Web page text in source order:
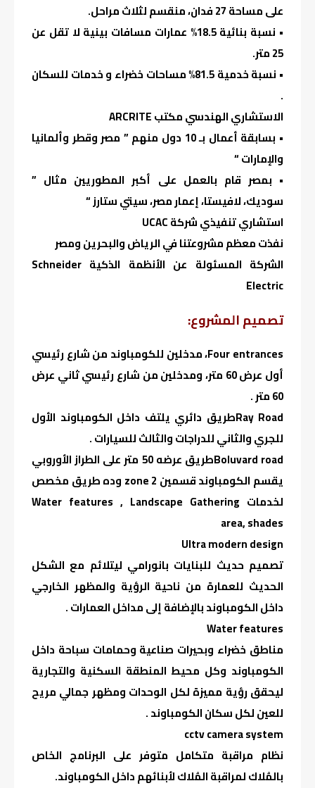
على مساحة 27 فدان، منقسم لثلاث مراحل.
• نسبة بنائية 18.5% عمارات مسافات بينية لا تقل عن
25 متر.
• نسبة خدمية 81.5% مساحات خضراء و خدمات للسكان
.
الاستشاري الهندسي مكتب ARCRITE
• بسابقة أعمال بـ 10 دول منهم ” مصر وقطر وألمانيا
والإمارات “
• بمصر قام بالعمل على أكبر المطوريين مثال ”
سوديك، لافيستا، إعمار مصر، سيتي ستارز “
استشاري تنفيذي شركة UCAC
نفذت معظم مشروعتنا في الرياض والبحرين ومصر
الشركة المسئولة عن الأنظمة الذكية Schneider
Electric
تصميم المشروع:
Four entrances، مدخلين للكومباوند من شارع رئيسي
أول عرض 60 متر، ومدخلين من شارع رئيسي ثاني عرض
60 متر .
Ray Roadطريق دائري يلتف داخل الكومباوند الأول
للجري والثاني للدراجات والثالث للسيارات .
Boluvard roadطريق عرضه 50 متر على الطراز الأوروبي
يقسم الكومباوند قسمين 2 zone وده طريق مخصص
لخدمات Water features , Landscape Gathering
area, shades
Ultra modern design
تصميم حديث للبنايات بانورامي ليتلائم مع الشكل
الحديث للعمارة من ناحية الرؤية والمظهر الخارجي
داخل الكومباوند بالإضافة إلى مداخل العمارات .
Water features
مناطق خضراء وبحيرات صناعية وحمامات سباحة داخل
الكومباوند وكل محيط المنطقة السكنية والتجارية
ليحقق رؤية مميزة لكل الوحدات ومظهر جمالي مريح
للعين لكل سكان الكومباوند .
cctv camera system
نظام مراقبة متكامل متوفر على البرنامج الخاص
بالمُلاك لمراقبة المُلاك لأبنائهم داخل الكومباوند.